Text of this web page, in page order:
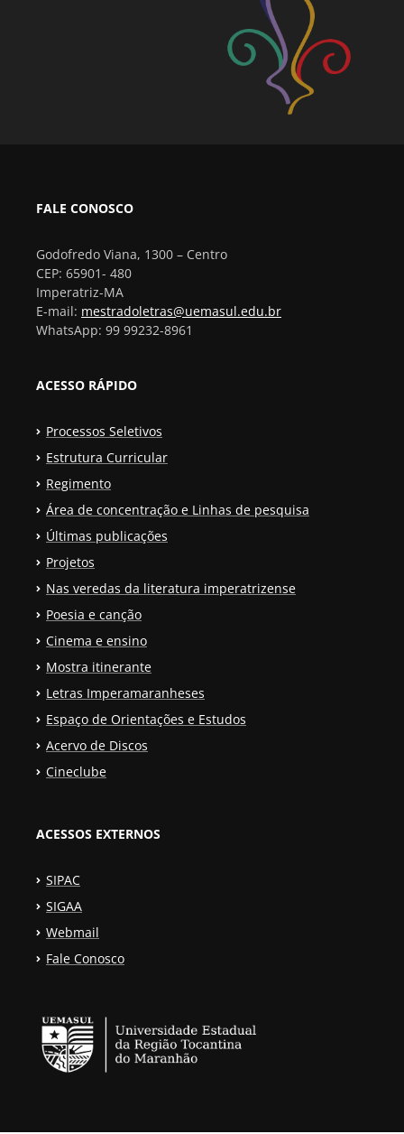
FALE CONOSCO
Godofredo Viana, 1300 – Centro
CEP: 65901- 480
Imperatriz-MA
E-mail: mestradoletras@uemasul.edu.br
WhatsApp: 99 99232-8961
ACESSO RÁPIDO
Processos Seletivos
Estrutura Curricular
Regimento
Área de concentração e Linhas de pesquisa
Últimas publicações
Projetos
Nas veredas da literatura imperatrizense
Poesia e canção
Cinema e ensino
Mostra itinerante
Letras Imperamaranheses
Espaço de Orientações e Estudos
Acervo de Discos
Cineclube
ACESSOS EXTERNOS
SIPAC
SIGAA
Webmail
Fale Conosco